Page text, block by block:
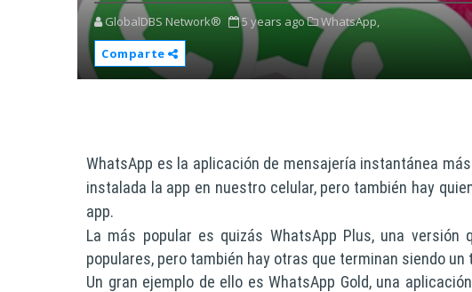
GlobalDBS Network® 5 years ago
WhatsApp,
Comparte
WhatsApp es la aplicación de mensajería instantánea
instalada la app en nuestro celular, pero también hay
app.
La más popular es quizás WhatsApp Plus, una
populares, pero también hay otras que terminan siendo un
Un gran ejemplo de ello es WhatsApp Gold, una